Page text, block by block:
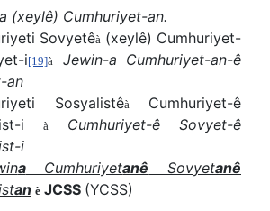
(xeylê) Cumhuriyet-an.
Sovyetêà (xeylê) Cumhuriyet-
i[19]à
Jewin-a Cumhuriyet-an-ê
an
SosyalistêàCumhuriyet-ê
i
à
Cumhuriyet-ê Sovyet-ê
i
aCumhuriyetanê Sovyetanê
an è JCSS (YCSS)